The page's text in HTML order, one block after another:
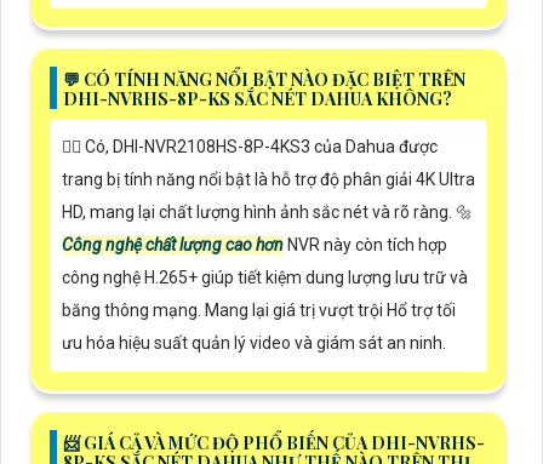
️💬 CÓ TÍNH NĂNG NỔI BẬT NÀO ĐẶC BIỆT TRÊN
DHI-NVRHS-8P-KS SẮC NÉT DAHUA KHÔNG?
🙆‍♀️ Có, DHI-NVR2108HS-8P-4KS3 của Dahua được
trang bị tính năng nổi bật là hỗ trợ độ phân giải 4K Ultra
HD, mang lại chất lượng hình ảnh sắc nét và rõ ràng. 🔩
Công nghệ chất lượng cao hơnNVR này còn tích hợp
công nghệ H.265+ giúp tiết kiệm dung lượng lưu trữ và
băng thông mạng. Mang lại giá trị vượt trội Hổ trợ tối
ưu hóa hiệu suất quản lý video và giám sát an ninh.
📨 GIÁ CẢ VÀ MỨC ĐỘ PHỔ BIẾN CỦA DHI-NVRHS-